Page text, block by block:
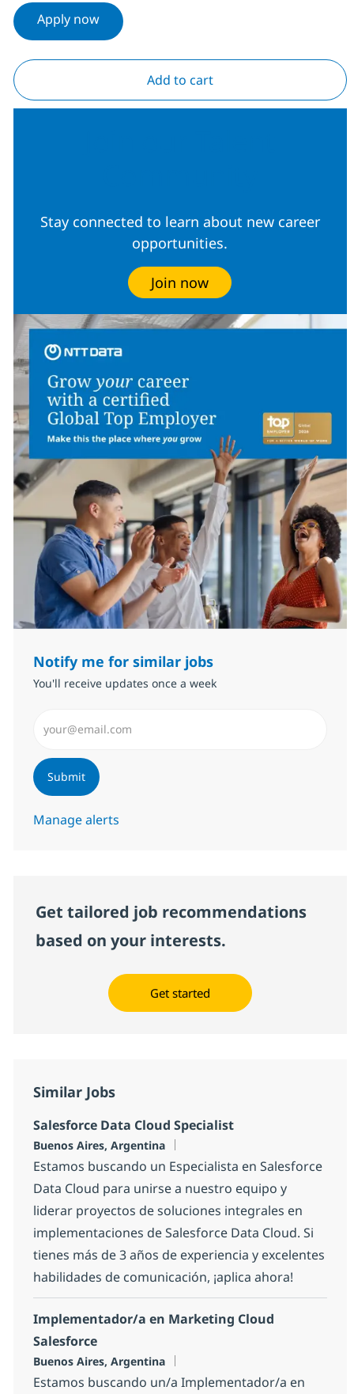
Apply now
Add to cart
Stay connected to learn about new career
opportunities.
Join now
Notify me for similar jobs
You'll receive updates once a week
Submit
Manage alerts
Get tailored job recommendations
based on your interests.
Get started
Similar Jobs
Salesforce Data Cloud Specialist
Location
Buenos Aires, Argentina
Estamos buscando un Especialista en Salesforce
Data Cloud para unirse a nuestro equipo y
liderar proyectos de soluciones integrales en
implementaciones de Salesforce Data Cloud. Si
tienes más de 3 años de experiencia y excelentes
habilidades de comunicación, ¡aplica ahora!
Implementador/a en Marketing Cloud
Salesforce
Location
Buenos Aires, Argentina
Estamos buscando un/a Implementador/a en